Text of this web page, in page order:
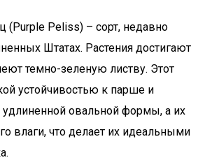
(Purple Peliss) – сорт, недавно
Штатах. Растения достигают
темно-зеленую листву. Этот
устойчивостью к парше и
удлиненной овальной формы, а их
влаги, что делает их идеальными